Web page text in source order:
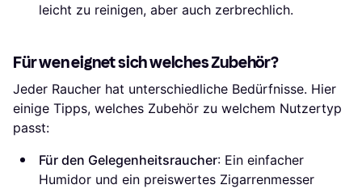
leicht zu reinigen, aber auch zerbrechlich.
Für wen eignet sich welches Zubehör?
Jeder Raucher hat unterschiedliche Bedürfnisse. Hier
einige Tipps, welches Zubehör zu welchem Nutzertyp
passt:
Für den Gelegenheitsraucher: Ein einfacher
Humidor und ein preiswertes Zigarrenmesser